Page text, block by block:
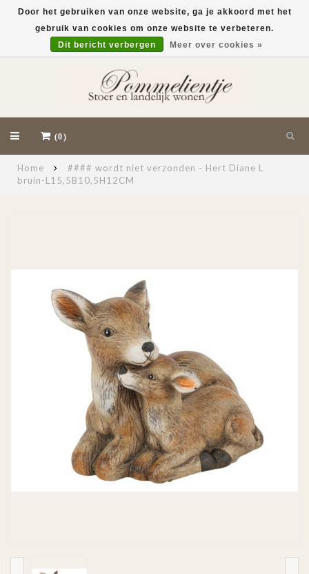
(0)
Home
#### wordt niet verzonden - Hert Diane L
bruin-L15,5B10,5H12CM
Door het gebruiken van onze website, ga je akkoord met het
gebruik van cookies om onze website te verbeteren.
Dit bericht verbergen
Meer over cookies »